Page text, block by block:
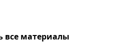
все материалы